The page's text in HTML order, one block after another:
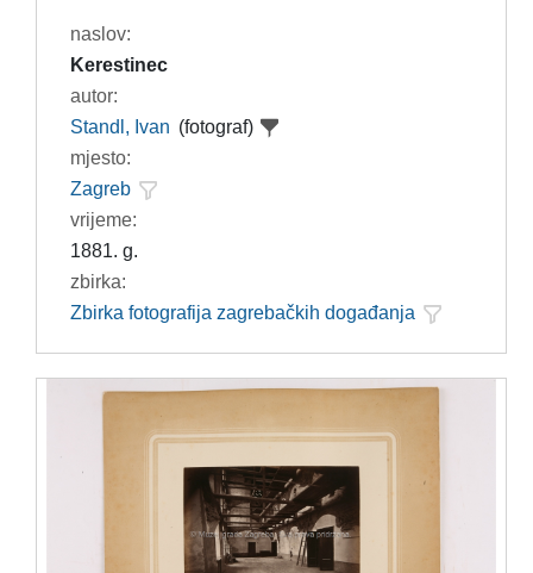
naslov:
Kerestinec
autor:
Standl, Ivan (fotograf)
mjesto:
Zagreb
vrijeme:
1881. g.
zbirka:
Zbirka fotografija zagrebačkih događanja